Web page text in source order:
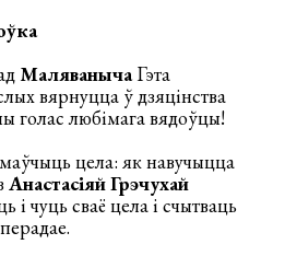
МаляванычаГэта
вярнуцца ў дзяцінства
голас любімага вядоўцы!
цела: як навучыцца
Анастасіяй Грэчухай
і чуць сваё цела і счытваць